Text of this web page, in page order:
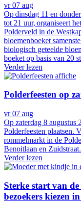
vr 07 aug
Op dinsdag 11 en
tot 21 uur, organiseert
Polderveld in de
bloemenboeket
biologisch geteelde
boeket op basis van 20
Verder lezen
Polderfeesten op
vr 07 aug
Op zaterdag 8 augustus
Polderfeesten plaatsen.
rommelmarkt in de
Benoitlaan en Zuidstraat.
Verder lezen
Sterke start van
bezoekers kiezen